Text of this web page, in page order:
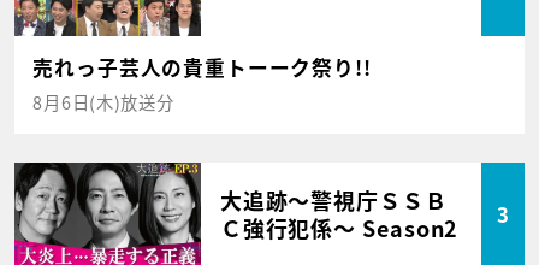
売れっ子芸人の貴重トーーク祭り!!
8月6日(木)放送分
大追跡～警視庁ＳＳＢ
Ｃ強行犯係～ Season2
3